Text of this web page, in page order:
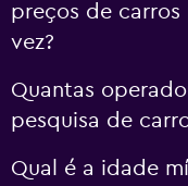
preços de carros
vez?
Quantas
pesquisa de
Qual é a idade